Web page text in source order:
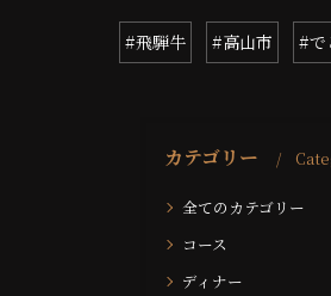
#飛騨牛 #高山市 #で
カテゴリー
全てのカテゴリー
コース
ディナー